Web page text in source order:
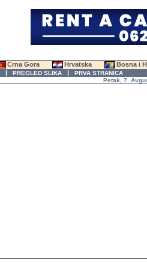
Crna Gora Hrvatska Bosna i
| PREGLED SLIKA | PRVA STRANICA
Petak, 7. Avgust